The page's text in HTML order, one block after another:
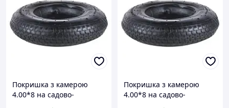
Покришка з камерою
4.00*8 на садово-
Покришка з камерою
4.00*8 на садово-